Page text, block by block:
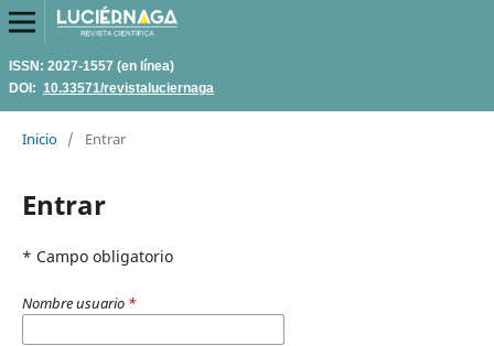
ISSN: 2027-1557 (en línea)
DOI: 10.33571/revistaluciernaga
Inicio / Entrar
Entrar
* Campo obligatorio
Nombre usuario *